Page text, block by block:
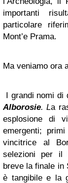
importanti
particolare
Mont’e Prama.
Ma veniamo ora
I grandi nomi di
Alborosie. La
esplosione di
emergenti;
vincitrice al
selezioni per il
breve la finale in
è tangibile e la